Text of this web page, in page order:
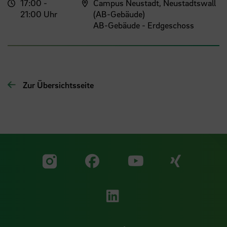
17:00 -
21:00 Uhr
Campus Neustadt, Neustadtswall
(AB-Gebäude)
AB-Gebäude - Erdgeschoss
Zur Übersichtsseite
Zu unserer Facebook
Zu
Zu unserer